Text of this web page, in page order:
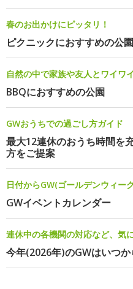
春のお出かけにピッタリ！
ピクニックにおすすめの公園
自然の中で家族や友人とワイワ
BBQにおすすめの公園
GWおうちでの過ごし方ガイド
最大12連休のおうち時間を
方をご提案
日付からGW(ゴールデンウィー
GWイベントカレンダー
連休中の各機関の対応など、気
今年(2026年)のGWはいつか